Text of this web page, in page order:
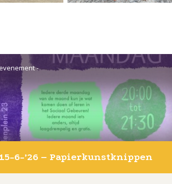
-
6-’26 – Papierkunstknippen